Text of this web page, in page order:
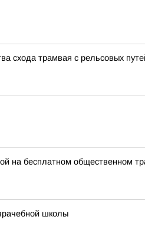
схода трамвая с рельсовых
на бесплатном общественном
школы